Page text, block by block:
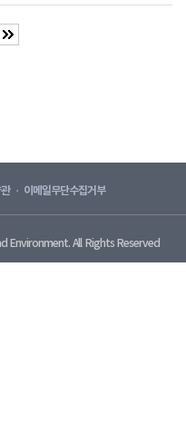
이메일무단수집거부
Environment. All Rights Reserved